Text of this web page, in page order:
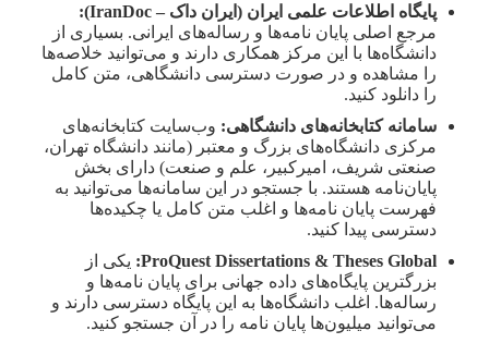
پایگاه اطلاعات علمی ایران (ایران داک – IranDoc):
مرجع اصلی پایان نامه‌ها و رساله‌های ایرانی. بسیاری از
دانشگاه‌ها با این مرکز همکاری دارند و می‌توانید خلاصه‌ها
را مشاهده و در صورت دسترسی دانشگاهی، متن کامل
را دانلود کنید.
سامانه کتابخانه‌های دانشگاهی: وب‌سایت کتابخانه‌های
مرکزی دانشگاه‌های بزرگ و معتبر (مانند دانشگاه تهران،
صنعتی شریف، امیرکبیر، علم و صنعت) دارای بخش
پایان‌نامه هستند. با جستجو در این سامانه‌ها می‌توانید به
فهرست پایان نامه‌ها و اغلب متن کامل یا چکیده‌ها
دسترسی پیدا کنید.
ProQuest Dissertations & Theses Global: یکی از
بزرگترین پایگاه‌های داده جهانی برای پایان نامه‌ها و
رساله‌ها. اغلب دانشگاه‌ها به این پایگاه دسترسی دارند و
می‌توانید میلیون‌ها پایان نامه را در آن جستجو کنید.